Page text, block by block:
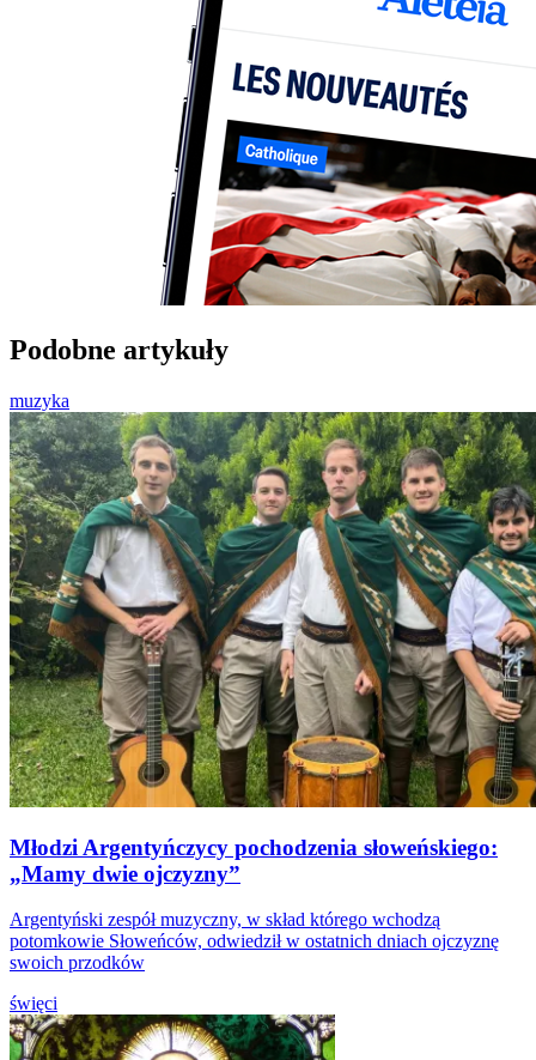
Podobne artykuły
muzyka
Młodzi Argentyńczycy pochodzenia słoweńskiego:
„Mamy dwie ojczyzny”
Argentyński zespół muzyczny, w skład którego wchodzą
potomkowie Słoweńców, odwiedził w ostatnich dniach ojczyznę
swoich przodków
święci